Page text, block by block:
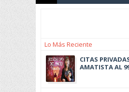
Lo Más Reciente
CITAS
AMATISTA AL